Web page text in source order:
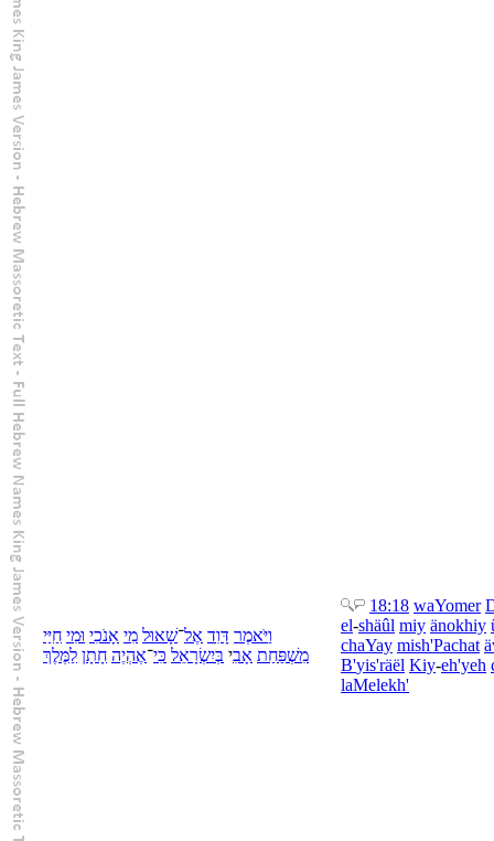
וַיֹּאמֶר דָּוִד אֶל־שָׁאוּל מִי אָנֹכִי וּמִי חַיַּי
מִשְׁפַּחַת אָבִי בְּיִשְׂרָאֵל כִּי־אֶהְיֶה חָתָן לַמֶּלֶךְ
18:18 waYomer
el-shäûl miy änokhiy
chaYay mish'Pachat
B'yis'räël Kiy-eh'yeh
laMelekh'